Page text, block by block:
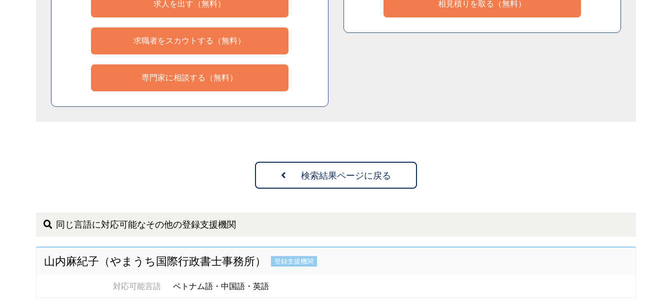
求人を出す（無料）
求職者をスカウトする（無料）
専門家に相談する（無料）
相見積りを取る（無料）
検索結果ページに戻る
同じ言語に対応可能なその他の登録支援機関
山内麻紀子（やまうち国際行政書士事務所） 登録支援機関
対応可能言語 ベトナム語・中国語・英語